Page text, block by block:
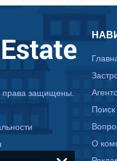
права защищены.
Поиск
О